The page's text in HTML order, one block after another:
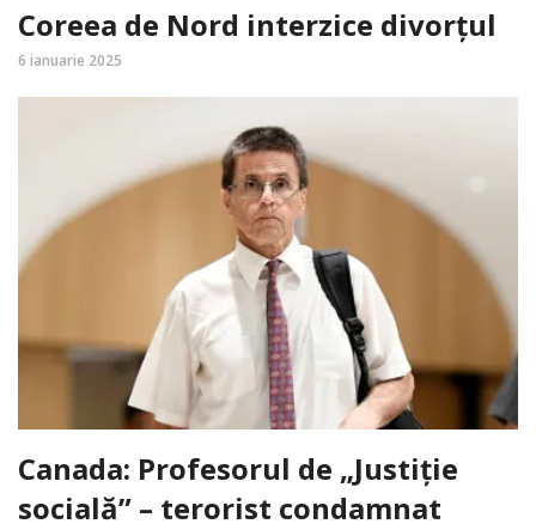
Coreea de Nord interzice divorțul
6 ianuarie 2025
Canada: Profesorul de „Justiție
socială” – terorist condamnat